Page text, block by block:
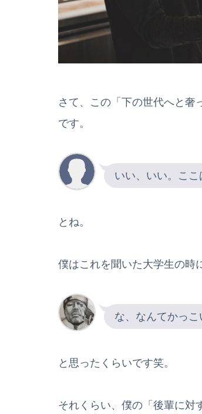
さて、この「下の世代へと奢
です。
いい、いい。こ
とね。
僕はこれを聞いた大学生の時
な、なんてかっこ
と思ったくらいです笑。
それくらい、僕の「後輩に対